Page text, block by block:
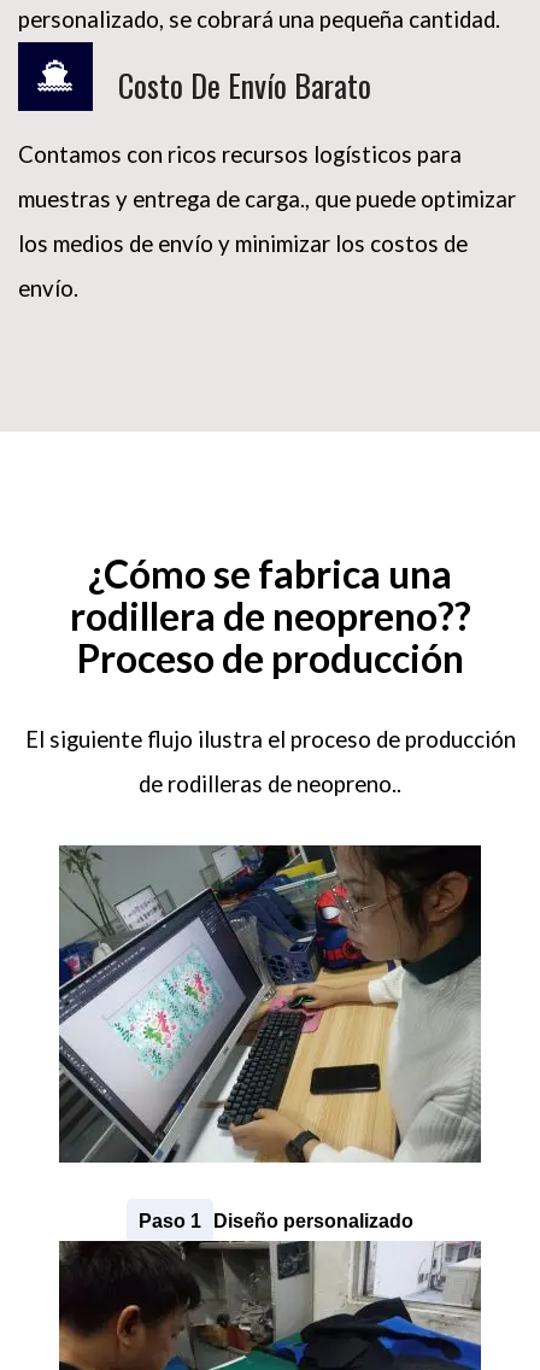
personalizado, se cobrará una pequeña cantidad.
Costo De Envío Barato
Contamos con ricos recursos logísticos para
muestras y entrega de carga., que puede optimizar
los medios de envío y minimizar los costos de
envío.
¿Cómo se fabrica una
rodillera de neopreno??
Proceso de producción
El siguiente flujo ilustra el proceso de producción
de rodilleras de neopreno..
Paso 1 Diseño personalizado